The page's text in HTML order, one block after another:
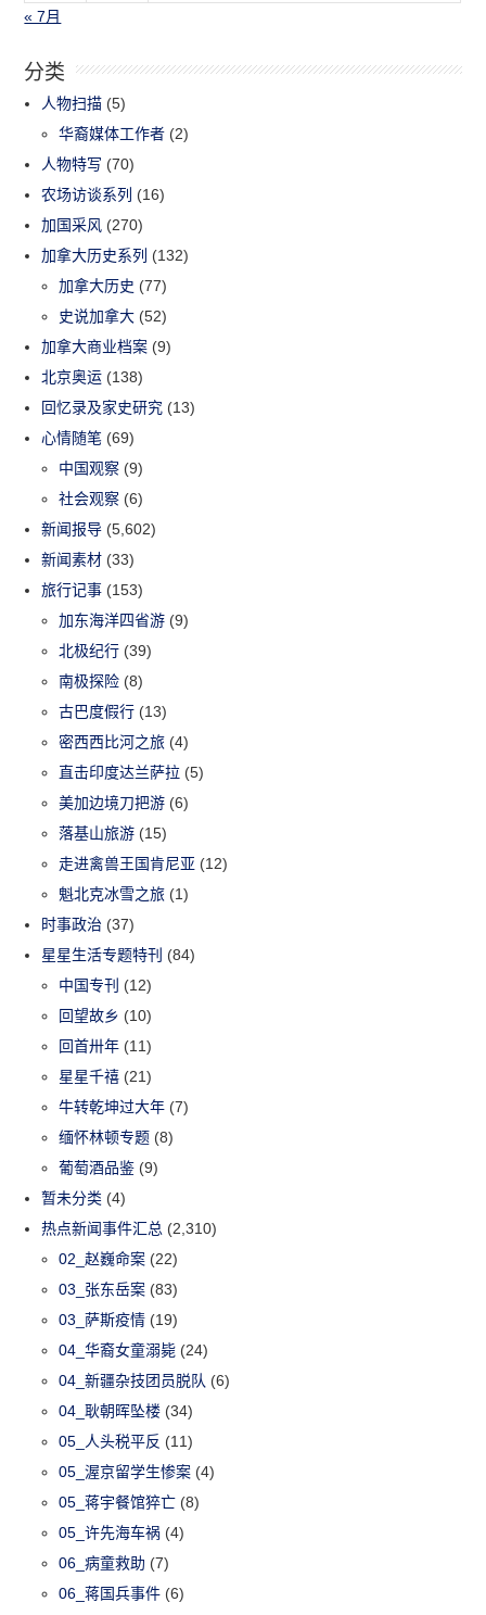
« 7月
分类
人物扫描 (5)
华裔媒体工作者 (2)
人物特写 (70)
农场访谈系列 (16)
加国采风 (270)
加拿大历史系列 (132)
加拿大历史 (77)
史说加拿大 (52)
加拿大商业档案 (9)
北京奥运 (138)
回忆录及家史研究 (13)
心情随笔 (69)
中国观察 (9)
社会观察 (6)
新闻报导 (5,602)
新闻素材 (33)
旅行记事 (153)
加东海洋四省游 (9)
北极纪行 (39)
南极探险 (8)
古巴度假行 (13)
密西西比河之旅 (4)
直击印度达兰萨拉 (5)
美加边境刀把游 (6)
落基山旅游 (15)
走进禽兽王国肯尼亚 (12)
魁北克冰雪之旅 (1)
时事政治 (37)
星星生活专题特刊 (84)
中国专刊 (12)
回望故乡 (10)
回首卅年 (11)
星星千禧 (21)
牛转乾坤过大年 (7)
缅怀林顿专题 (8)
葡萄酒品鉴 (9)
暂未分类 (4)
热点新闻事件汇总 (2,310)
02_赵巍命案 (22)
03_张东岳案 (83)
03_萨斯疫情 (19)
04_华裔女童溺毙 (24)
04_新疆杂技团员脱队 (6)
04_耿朝晖坠楼 (34)
05_人头税平反 (11)
05_渥京留学生惨案 (4)
05_蒋宇餐馆猝亡 (8)
05_许先海车祸 (4)
06_病童救助 (7)
06_蒋国兵事件 (6)